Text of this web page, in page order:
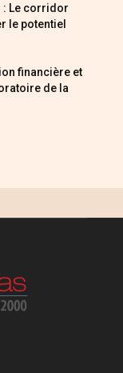
: Le corridor
le potentiel
financière et
de la